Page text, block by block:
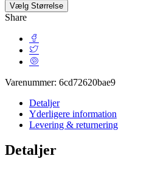
Vælg Størrelse
Share
Varenummer: 6cd72620bae9
Detaljer
Yderligere information
Levering & returnering
Detaljer